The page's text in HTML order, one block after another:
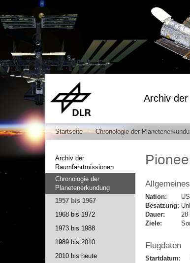
Archiv
Startseite Chronologie der
Archiv der
Raumfahrtmissionen
Chronologie der
Planetenerkundung
1957 bis 1967
1968 bis 1972
1973 bis 1988
1989 bis 2010
2010 bis heute
Allgemeines
Nation:
Besatzung:
Dauer:
28
Ziele:
Flugdaten
Startdatum: